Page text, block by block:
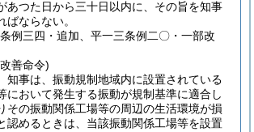
あつた日から三十日以内に、その旨を知事
ばならない。
例三四・追加、平一三条例二〇・一部改
善命令)
知事は、振動規制地域内に設置されている
において発生する振動が規制基準に適合し
その振動関係工場等の周辺の生活環境が損
認めるときは、当該振動関係工場等を設置